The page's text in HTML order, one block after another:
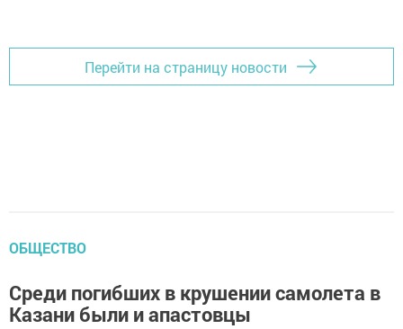
Перейти на страницу новости
ОБЩЕСТВО
Среди погибших в крушении самолета в
Казани были и апастовцы